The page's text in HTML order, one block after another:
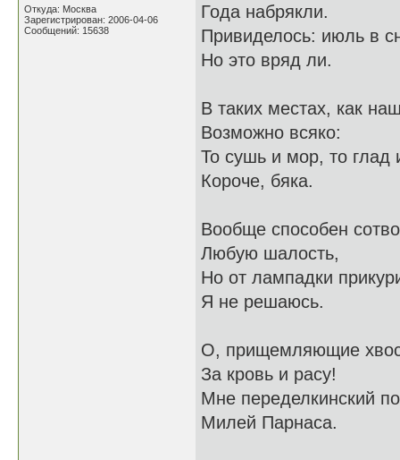
Откуда: Москва
Зарегистрирован: 2006-04-06
Сообщений: 15638
Года набрякли.
Привиделось: июль в
Но это вряд ли.
В таких местах, как
Возможно всяко:
То сушь и мор, то глад
Короче, бяка.
Вообще способен
Любую шалость,
Но от лампадки
Я не решаюсь.
О, прищемляющие
За кровь и расу!
Мне переделкинский
Милей Парнаса.